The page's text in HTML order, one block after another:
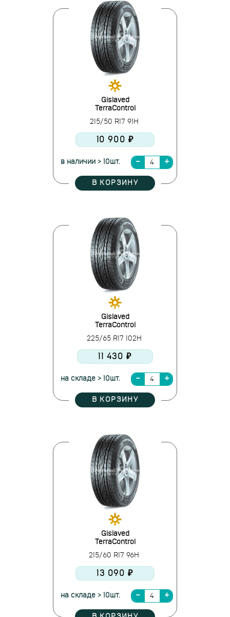
Gislaved
TerraControl
215/50 R17 91H
10 900 ₽
в наличии > 10шт.
В КОРЗИНУ
Gislaved
TerraControl
225/65 R17 102H
11 430 ₽
на складе > 10шт.
В КОРЗИНУ
Gislaved
TerraControl
215/60 R17 96H
13 090 ₽
на складе > 10шт.